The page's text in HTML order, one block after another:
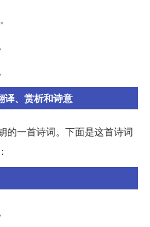
译、赏析和诗意
的一首诗词。下面是这首诗词